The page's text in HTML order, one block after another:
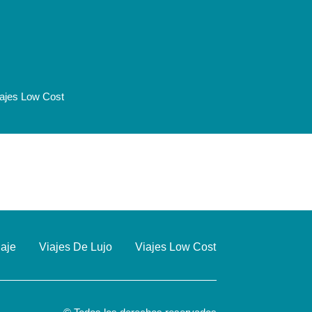
Low Cost
Viajes De Lujo Viajes Low Cost